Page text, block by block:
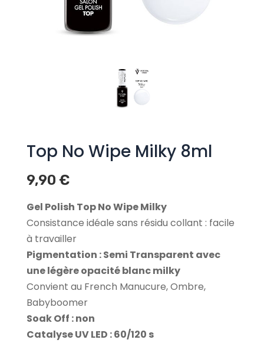
Top No Wipe Milky 8ml
9,90 €
Gel Polish Top No Wipe Milky
Consistance idéale sans résidu collant : facile
à travailler
Pigmentation : Semi Transparent avec
une légère opacité blanc milky
Convient au French Manucure, Ombre,
Babyboomer
Soak Off : non
Catalyse UV LED : 60/120 s